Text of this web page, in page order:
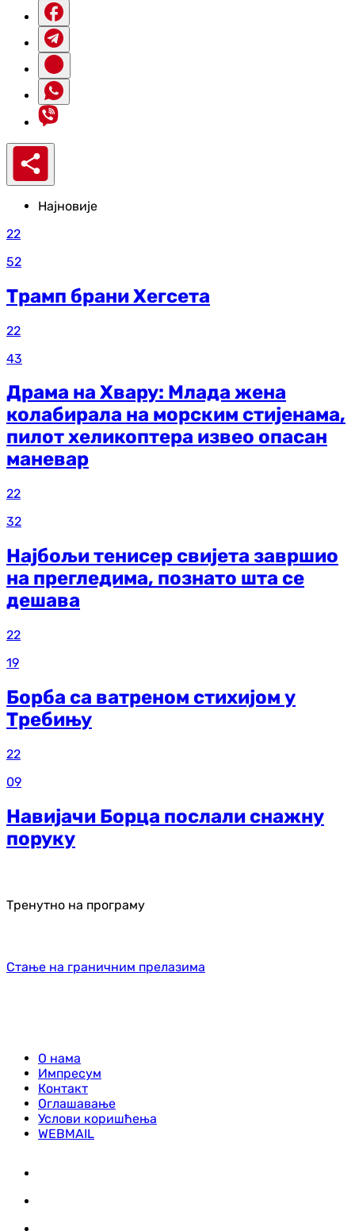
Најновије
22
52
Трамп брани Хегсета
22
43
Драма на Хвару: Млада жена
колабирала на морским стијенама,
пилот хеликоптера извео опасан
маневар
22
32
Најбољи тенисер свијета завршио
на прегледима, познато шта се
дешава
22
19
Борба са ватреном стихијом у
Требињу
22
09
Навијачи Борца послали снажну
поруку
Тренутно на програму
Стање на граничним прелазима
О нама
Импресум
Контакт
Оглашавање
Услови коришћења
WEBMAIL